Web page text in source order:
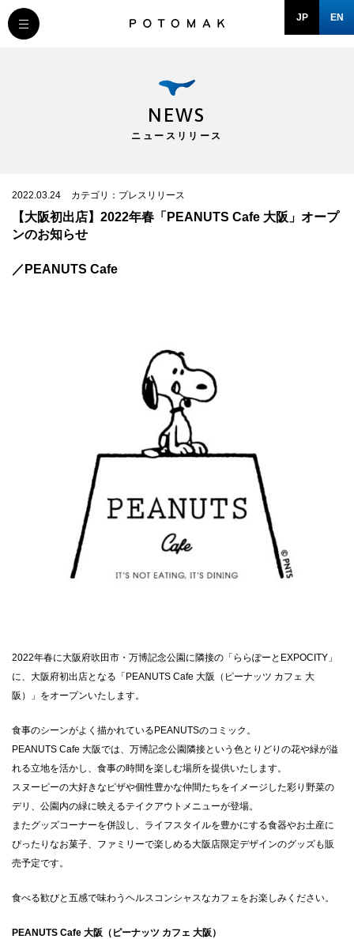
JP EN
COMPANY
DOMAIN
CLOSE
NEWS
ニュースリリース
2022.03.24 カテゴリ：プレスリリース
【大阪初出店】2022年春「PEANUTS Cafe 大阪」オープ
ンのお知らせ
／PEANUTS Cafe
2022年春に大阪府吹田市・万博記念公園に隣接の「ららぽーとEXPOCITY」
に、大阪府初出店となる「PEANUTS Cafe 大阪（ピーナッツ カフェ 大
阪）」をオープンいたします。
食事のシーンがよく描かれているPEANUTSのコミック。
PEANUTS Cafe 大阪では、万博記念公園隣接という色とりどりの花や緑が溢
れる立地を活かし、食事の時間を楽しむ場所を提供いたします。
スヌーピーの大好きなピザや個性豊かな仲間たちをイメージした彩り野菜の
デリ、公園内の緑に映えるテイクアウトメニューが登場。
またグッズコーナーを併設し、ライフスタイルを豊かにする食器やお土産に
ぴったりなお菓子、ファミリーで楽しめる大阪店限定デザインのグッズも販
売予定です。
食べる歓びと五感で味わうヘルスコンシャスなカフェをお楽しみください。
PEANUTS Cafe 大阪（ピーナッツ カフェ 大阪）